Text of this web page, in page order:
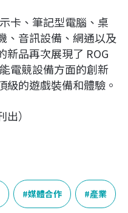
卡、筆記型電腦、桌
、音訊設備、網通以及
新品再次展現了 ROG
電競設備方面的創新
級的遊戲裝備和體驗。
）
媒體合作 產業